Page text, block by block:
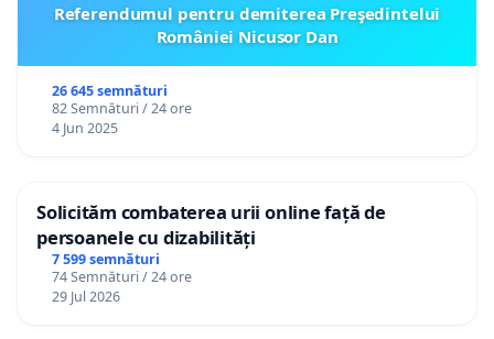
Referendumul pentru demiterea Preşedintelui
României Nicusor Dan
26 645 semnături
82 Semnături / 24 ore
4 Jun 2025
Solicităm combaterea urii online față de
persoanele cu dizabilități
7 599 semnături
74 Semnături / 24 ore
29 Jul 2026